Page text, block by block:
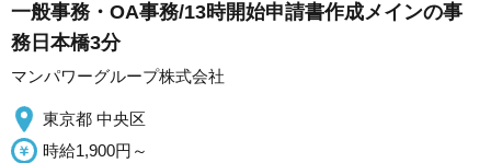
一般事務・OA事務/13時開始申請書作成メインの事
務日本橋3分
マンパワーグループ株式会社
東京都 中央区
時給1,900円～